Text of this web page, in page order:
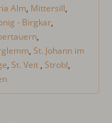
Alm, Mittersill,
- Birgkar,
,
, St. Johann im
, St. Veit , Strobl,